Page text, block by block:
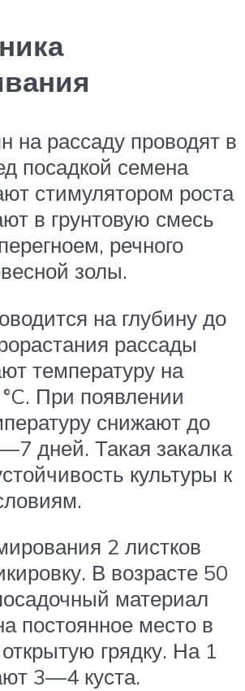
на рассаду проводят в
посадкой семена
стимулятором роста
в грунтовую смесь
речного
золы.
на глубину до
рассады
температуру на
При появлении
снижают до
дней. Такая закалка
культуры к
2 листков
В возрасте 50
материал
постоянное место в
грядку. На 1
3—4 куста.